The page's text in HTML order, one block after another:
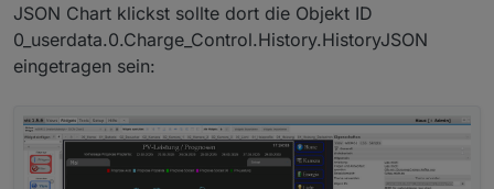
JSON Chart klickst sollte dort die Objekt ID
0_userdata.0.Charge_Control.History.HistoryJSON
eingetragen sein: